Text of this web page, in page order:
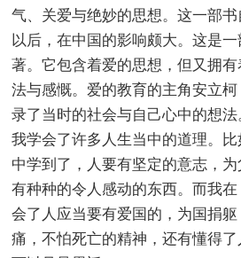
气、关爱与绝妙的思想。这一部
以后，在中国的影响颇大。这是
著。它包含着爱的思想，但又拥
法与感慨。爱的教育的主角安立
录了当时的社会与自己心中的想法
我学会了许多人生当中的道理。比
中学到了，人要有坚定的意志，
有种种的令人感动的东西。而我
会了人应当要有爱国的，为国捐
痛，不怕死亡的精神，还有懂得